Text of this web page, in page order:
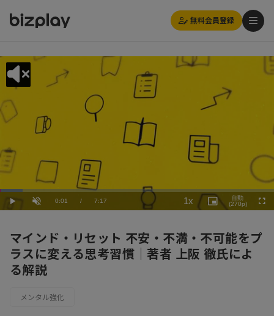
無料会員登録
Play UnmuteCurrent
0:01 / Duration
7:17
Loaded:
8.25%
1x
Playback
Rate
Picture-
in-
自動
(270p)
マインド・リセット 不安・不満・不可能をプ
ラスに変える思考習慣｜著者 上阪 徹氏によ
る解説
メンタル強化